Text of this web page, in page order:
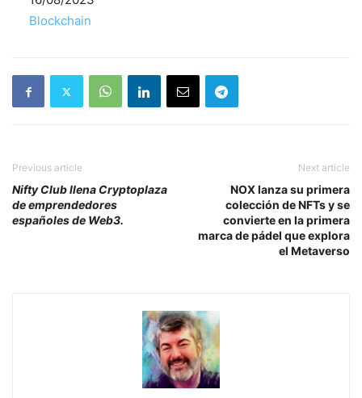
Respecto a
Blockchain
Previous article
Nifty Club llena Cryptoplaza
de emprendedores
españoles de Web3.
Next article
NOX lanza su primera
colección de NFTs y se
convierte en la primera
marca de pádel que explora
el Metaverso